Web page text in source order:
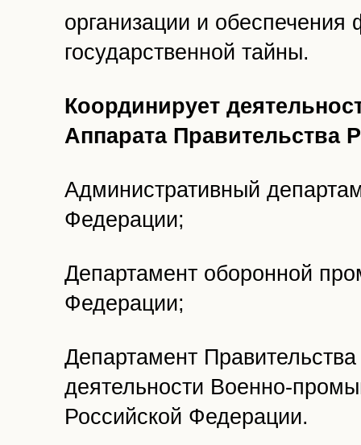
организации и
государственной тайны.
Координирует
Аппарата Правительства
Административный
Федерации;
Департамент оборонной
Федерации;
Департамент
деятельности Военно-
Российской Федерации.